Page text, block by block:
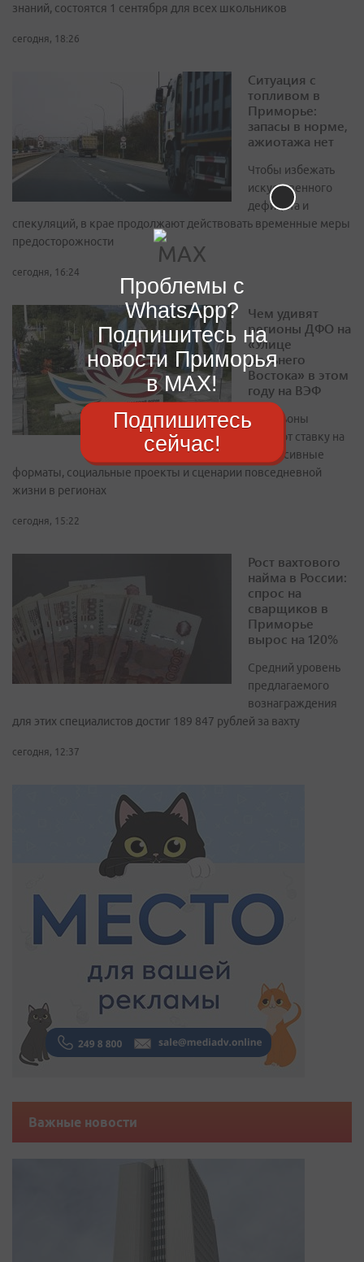
знаний, состоятся 1 сентября для всех школьников
сегодня, 18:26
Ситуация с
топливом в
Приморье:
запасы в норме,
ажиотажа нет
Чтобы избежать
искусственного
дефицита и
спекуляций, в крае продолжают действовать временные меры
предосторожности
сегодня, 16:24
Чем удивят
регионы ДФО на
«Улице
Дальнего
Востока» в этом
году на ВЭФ
Павильоны
сделают ставку на
иммерсивные
форматы, социальные проекты и сценарии повседневной
жизни в регионах
сегодня, 15:22
Рост вахтового
найма в России:
спрос на
сварщиков в
Приморье
вырос на 120%
Средний уровень
предлагаемого
вознаграждения
для этих специалистов достиг 189 847 рублей за вахту
сегодня, 12:37
Важные новости
Проблемы с
WhatsApp?
Подпишитесь на
новости Приморья
в MAX!
Подпишитесь
сейчас!